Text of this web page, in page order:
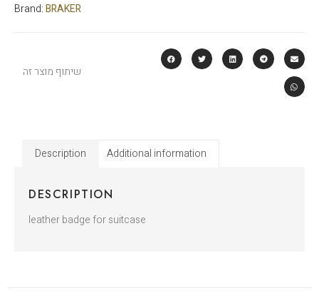
Brand:BRAKER
שיתוף מוצר זה
Description Additional information
DESCRIPTION
leather badge for suitcase